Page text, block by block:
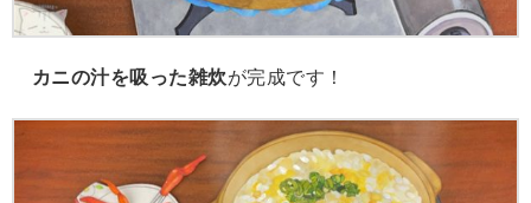
カニの汁を吸った雑炊が完成です！